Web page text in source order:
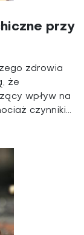
przy
zdrowia
że
wpływ na
czynniki...